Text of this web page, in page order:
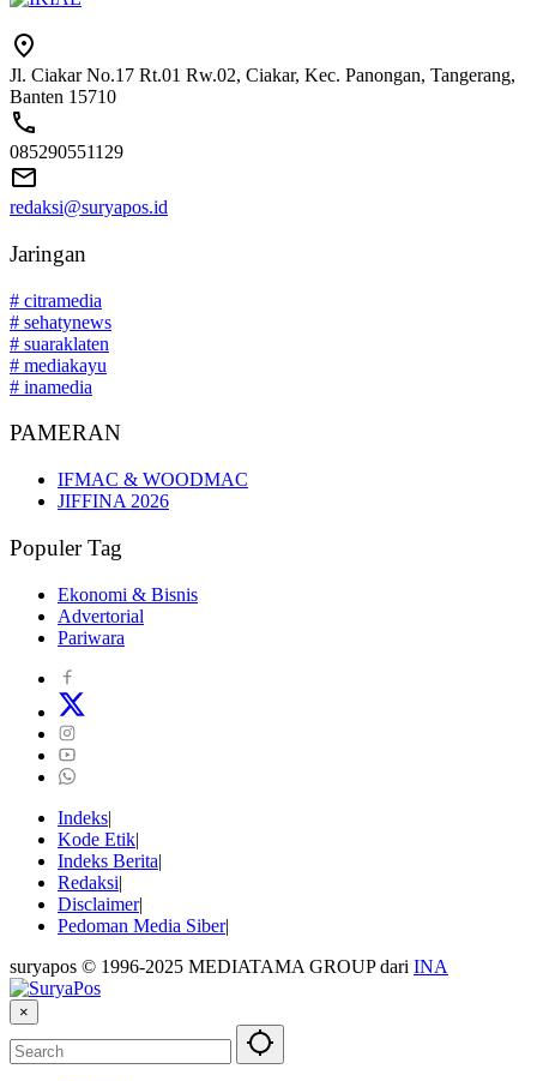
Jl. Ciakar No.17 Rt.01 Rw.02, Ciakar, Kec. Panongan, Tangerang,
Banten 15710
085290551129
redaksi@suryapos.id
Jaringan
# citramedia
# sehatynews
# suaraklaten
# mediakayu
# inamedia
PAMERAN
IFMAC & WOODMAC
JIFFINA 2026
Populer Tag
Ekonomi & Bisnis
Advertorial
Pariwara
Indeks
Kode Etik
Indeks Berita
Redaksi
Disclaimer
Pedoman Media Siber
suryapos © 1996-2025 MEDIATAMA GROUP dari INA
×